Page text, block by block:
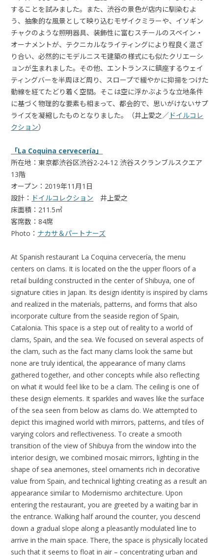
することを試みました。また、渋谷の景色が店内に馴染むよ
う、抽象的な風景として映り込むモザイクミラーや、イソギン
チャクのような照明器具、装飾性に富むスチールのスペイン・
オーナメントが、テクニカルなライティングにより程良く混ざ
り合い、必然的にモデルニスモ建築の様式にも似たクリエーシ
ョンが生まれました。その他、エントランスに鎮座するウェイ
ティングバーを半周ほど周り、スロープで緩やかに抑揚をつけた
動線を経てたどり着く空間。そこは空に浮かぶような立地条件
に基づく物理的な要素も相まって、都会的で、思いがけないサプ
ライズを凝縮したものとなりました。（井上愛之／ ドイルコレ
クション）
「La Coquina cervecería」
所在地：東京都渋谷区渋谷2-24-12 渋谷スクランブルスクエア
13階
オープン：2019年11月1日
設計： ドイルコレクション 井上愛之
床面積：211.5㎡
客席数：84席
Photo： ナカサ＆パートナーズ
At Spanish restaurant La Coquina cervecería, the menu
centers on clams. It is located on the the upper floors of a
retail building constructed in the center of Shibuya, one of
signature cities in Japan. Its design identity is inspired by clams
and realized in the materials, patterns, and forms that also
incorporate culture from the seaside region of Spain,
Catalonia. This space is a step out of reality to a world of
clams, Spain, and the sea. We focused on several aspects of
the clam, such as the fact many clams look the same but
none are truly identical, the appearance of many clams
gathered together, and other concepts while also reflecting
on what it would feel like to be a clam. The ceiling is one of
these design elements. It sparkles and waves like the surface
of the sea seen from below as clams do. We attempted to
depict this imagined world with mirrors, patterns, and tiles of
varying colors and reflectiveness. To create a smooth
transition of the view of Shibuya from the window into the
interior design, we combined mosaic mirrors, lighting in the
shape of sea anemones, steel ornaments rich in decorative
value from Spain, and technical lighting creating as a result an
appearance similar to Modernismo architecture. Upon
entering the restaurant, you are greeted by a waiting bar in
the entrance. Walking half around the counter, you descend
down a gradual slope along a pleasantly modulated line to
arrive in the main space. There, the space is physically located
such that it seems to float in air – concentrating urban and